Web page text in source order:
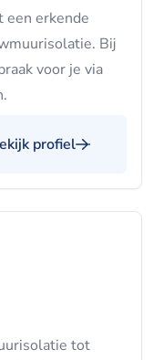
een erkende
Bij
voor je via
profiel
tot